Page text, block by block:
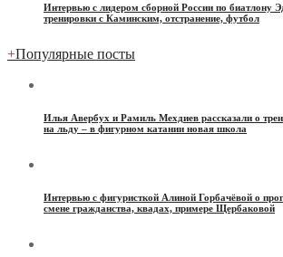
Интервью с лидером сборной России по
тренировки с Каминским, отстранение, футбол
+Популярные посты
Илья Авербух и Рамиль Мехдиев рассказали о
на льду – в фигурном катании новая школа
Интервью с фигуристкой Алиной Горбачёвой о
смене гражданства, квадах, примере Щербаковой